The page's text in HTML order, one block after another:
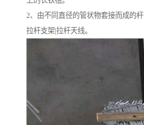
2、由不同直径的管状物套接而成的杆
拉杆支架|拉杆天线。